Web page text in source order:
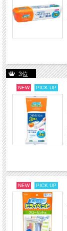
3位
NEW PICK UP
NEW PICK UP